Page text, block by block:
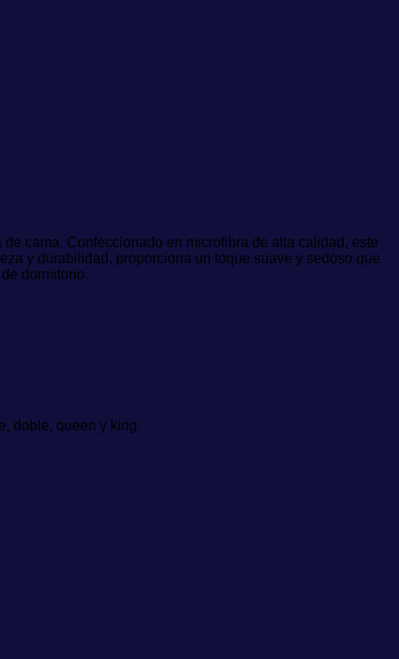
cama. Confeccionado en microfibra de alta calidad, este
y durabilidad, proporciona un toque suave y sedoso que
dormitorio.
doble, queen y king.